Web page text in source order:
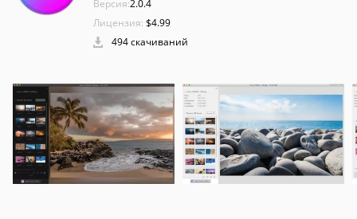
Версия:2.0.4
Лицензия: $4.99
494 скачиваний